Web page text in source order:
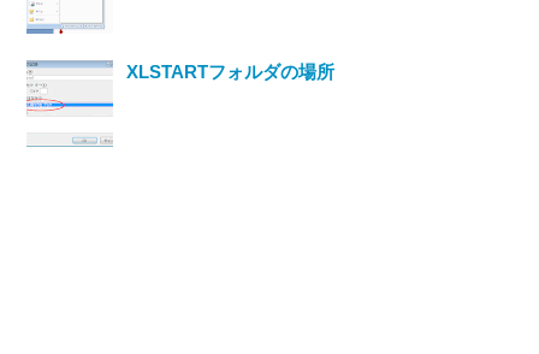
XLSTARTフォルダの場所